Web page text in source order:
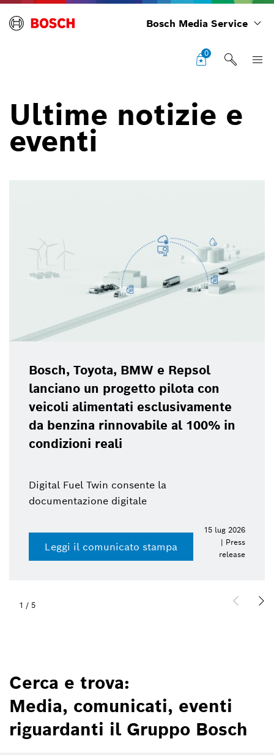
Bosch Media Service
0
Ultime notizie e
eventi
Bosch, Toyota, BMW e Repsol
lanciano un progetto pilota con
veicoli alimentati esclusivamente
da benzina rinnovabile al 100% in
condizioni reali
Digital Fuel Twin consente la
documentazione digitale
Leggi il comunicato stampa
15 lug 2026
| Press
release
1 / 5
Cerca e trova:
Media, comunicati, eventi
riguardanti il Gruppo Bosch